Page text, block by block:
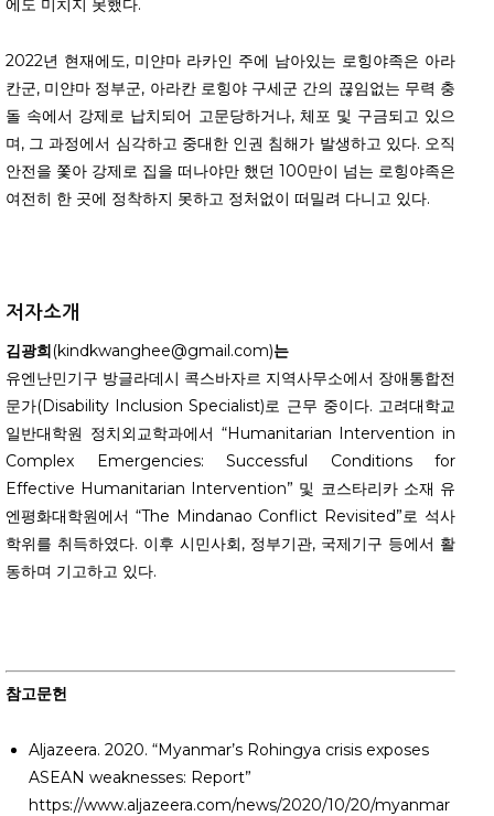
에도 미치지 못했다.
2022년 현재에도, 미얀마 라카인 주에 남아있는 로힝야족은 아라
칸군, 미얀마 정부군, 아라칸 로힝야 구세군 간의 끊임없는 무력 충
돌 속에서 강제로 납치되어 고문당하거나, 체포 및 구금되고 있으
며, 그 과정에서 심각하고 중대한 인권 침해가 발생하고 있다. 오직
안전을 쫓아 강제로 집을 떠나야만 했던 100만이 넘는 로힝야족은
여전히 한 곳에 정착하지 못하고 정처없이 떠밀려 다니고 있다.
저자소개
김광희(kindkwanghee@gmail.com)는
유엔난민기구 방글라데시 콕스바자르 지역사무소에서 장애통합전
문가(Disability Inclusion Specialist)로 근무 중이다. 고려대학교
일반대학원 정치외교학과에서 “Humanitarian Intervention in
Complex Emergencies: Successful Conditions for
Effective Humanitarian Intervention” 및 코스타리카 소재 유
엔평화대학원에서 “The Mindanao Conflict Revisited”로 석사
학위를 취득하였다. 이후 시민사회, 정부기관, 국제기구 등에서 활
동하며 기고하고 있다.
참고문헌
Aljazeera. 2020. “Myanmar’s Rohingya crisis exposes
ASEAN weaknesses: Report”
https://www.aljazeera.com/news/2020/10/20/myanmar